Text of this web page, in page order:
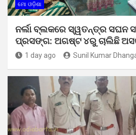
ମୋ ଓଡ଼ିଶା
ନର୍ଲା ବ୍ଲକରେ ସ୍ୱତନ୍ତ୍ର ସଘନ
ପ୍ରସଙ୍ଗ: ଅଗଷ୍ଟ ୪ରୁ ଚାଲିଛି
1 day ago Sunil Kumar